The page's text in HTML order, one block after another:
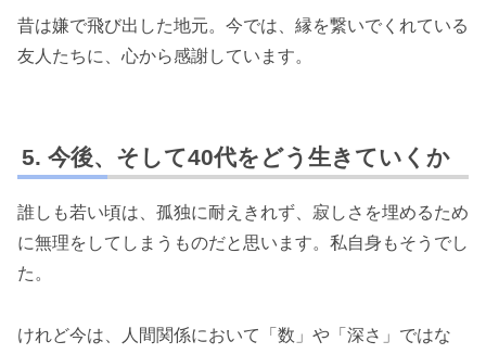
昔は嫌で飛び出した地元。今では、縁を繋いでくれている
友人たちに、心から感謝しています。
今後、そして40代をどう生きていくか
誰しも若い頃は、孤独に耐えきれず、寂しさを埋めるため
に無理をしてしまうものだと思います。私自身もそうでし
た。
けれど今は、人間関係において「数」や「深さ」ではな